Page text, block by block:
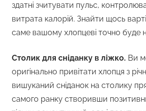
здатні зчитувати пульс,
витрата калорій. Знайти щось
саме вашому хлопцеві точно буде
Столик для сніданку в ліжко. Ви
оригінально привітати хлопця з
вишуканий сніданок на столику
самого ранку створивши